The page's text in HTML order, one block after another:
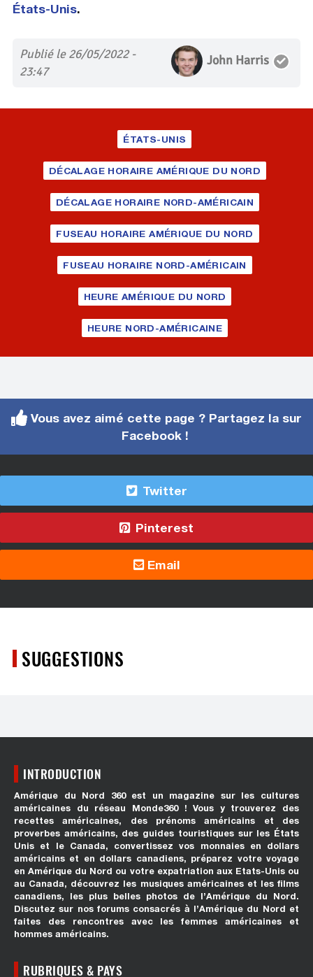
États-Unis.
Publié le 26/05/2022 -
23:47
John Harris
ÉTATS-UNIS
DÉCALAGE HORAIRE AMÉRIQUE DU NORD
DÉCALAGE HORAIRE NORD-AMÉRICAIN
FUSEAU HORAIRE AMÉRIQUE DU NORD
FUSEAU HORAIRE NORD-AMÉRICAIN
HEURE AMÉRIQUE DU NORD
HEURE NORD-AMÉRICAINE
Vous avez aimé cette page ? Partagez la sur
Facebook !
Twitter
Pinterest
Email
SUGGESTIONS
INTRODUCTION
Amérique du Nord 360 est un magazine sur les cultures
américaines du réseau Monde360 ! Vous y trouverez des
recettes américaines, des prénoms américains et des
proverbes américains, des guides touristiques sur les États
Unis et le Canada, convertissez vos monnaies en dollars
américains et en dollars canadiens, préparez votre voyage
en Amérique du Nord ou votre expatriation aux Etats-Unis ou
au Canada, découvrez les musiques américaines et les films
canadiens, les plus belles photos de l’Amérique du Nord.
Discutez sur nos forums consacrés à l’Amérique du Nord et
faites des rencontres avec les femmes américaines et
hommes américains.
RUBRIQUES & PAYS